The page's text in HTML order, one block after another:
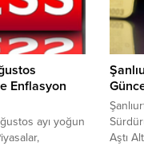
Enflasyon
ayı yoğun
Aştı